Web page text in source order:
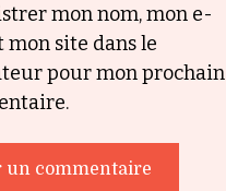
mon nom, mon e-
mon site dans le
pour mon prochain